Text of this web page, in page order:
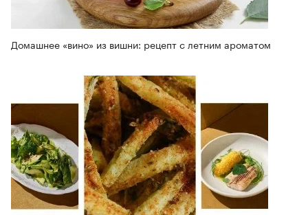
Домашнее «вино» из вишни: рецепт с летним ароматом